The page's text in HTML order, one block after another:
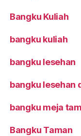
Bangku Kuliah
bangku kuliah
bangku lesehan
bangku lesehan
bangku meja
Bangku Taman